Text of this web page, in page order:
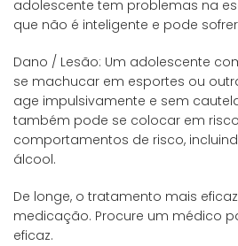
adolescente tem problemas na
que não é inteligente e pode
Dano / Lesão: Um adolescente
se machucar em esportes ou
age impulsivamente e sem
também pode se colocar em
comportamentos de risco,
álcool.
De longe, o tratamento mais
medicação. Procure um médico
eficaz.